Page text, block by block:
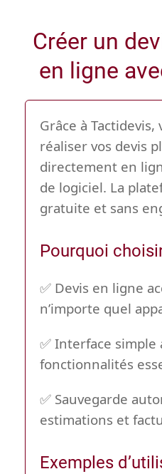
Créer un
en ligne
Grâce à Tactidevis,
réaliser vos devis
directement en
de logiciel. La
gratuite et sans
Pourquoi
✅ Devis en ligne
n’importe quel
✅ Interface simple
fonctionnalités
✅ Sauvegarde
estimations et
Exemples